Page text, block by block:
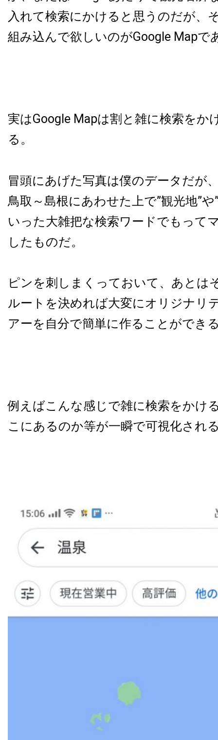
入れて検索にかけると思うのだが、
組み込んで欲しいのがGoogle Mapで
実はGoogle Mapは割と雑に検索をか
る。
冒頭にあげた写真は僕のデータだが
鳥取～島根にあわせた上で”観光地”
いった大雑把な検索ワードでもって
したものだ。
ピンを刺しまくっておいて、あとは
ルートを決めれば大変にオリジナリ
アーを自分で簡単に作ることができ
例えばこんな感じで雑に検索をかけ
こにあるのか等が一瞬で可視化され